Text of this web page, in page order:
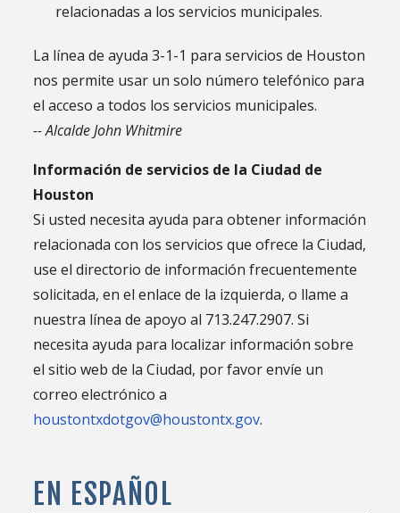
relacionadas a los servicios municipales.
La línea de ayuda 3-1-1 para servicios de Houston
nos permite usar un solo número telefónico para
el acceso a todos los servicios municipales.
-- Alcalde John Whitmire
Información de servicios de la Ciudad de
Houston
Si usted necesita ayuda para obtener información
relacionada con los servicios que ofrece la Ciudad,
use el directorio de información frecuentemente
solicitada, en el enlace de la izquierda, o llame a
nuestra línea de apoyo al 713.247.2907. Si
necesita ayuda para localizar información sobre
el sitio web de la Ciudad, por favor envíe un
correo electrónico a
houstontxdotgov@houstontx.gov.
EN ESPAÑOL